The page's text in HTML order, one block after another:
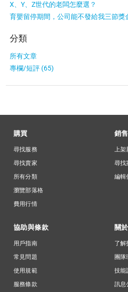
X、Y、Z世代的老闆怎麼選？
育嬰留停期間，公司能不發給我三節獎
分類
所有文章
專欄/短評 (65)
購買
尋找服務
尋找賣家
所有分類
瀏覽部落格
費用行情
銷售
上架
尋找
編輯
協助與條款
用戶指南
常見問題
使用規範
服務條款
關
了解
團隊
技能
訊息